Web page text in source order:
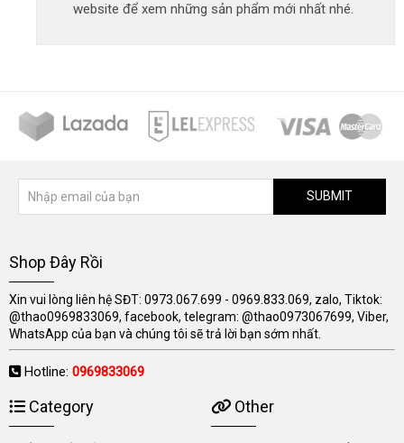
website để xem những sản phẩm mới nhất nhé.
SUBMIT
Shop Đây Rồi
Xin vui lòng liên hệ SĐT: 0973.067.699 - 0969.833.069, zalo, Tiktok:
@thao0969833069, facebook, telegram: @thao0973067699, Viber,
WhatsApp của bạn và chúng tôi sẽ trả lời bạn sớm nhất.
Hotline: 0969833069
Category Other